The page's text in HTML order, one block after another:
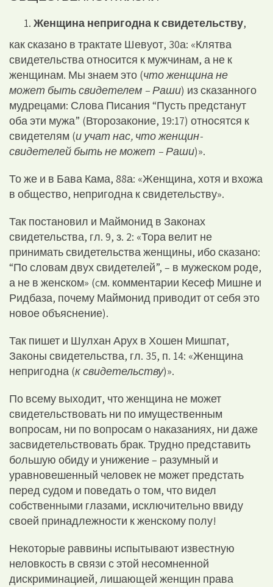
Женщина непригодна к свидетельству,
как сказано в трактате Шевуот, 30а: «Клятва
свидетельства относится к мужчинам, а не к
женщинам. Мы знаем это (что женщина не
может быть свидетелем – Раши) из сказанного
мудрецами: Слова Писания “Пусть предстанут
оба эти мужа” (Второзаконие, 19:17) относятся к
свидетелям (и учат нас, что женщин-
свидетелей быть не может – Раши)».
То же и в Бава Кама, 88а: «Женщина, хотя и вхожа
в общество, непригодна к свидетельству».
Так постановил и Маймонид в Законах
свидетельства, гл. 9, з. 2: «Тора велит не
принимать свидетельства женщины, ибо сказано:
“По словам двух свидетелей”, – в мужеском роде,
а не в женском» (cм. комментарии Кесеф Мишне и
Ридбаза, почему Маймонид приводит от себя это
новое объяснение).
Так пишет и Шулхан Арух в Хошен Мишпат,
Законы свидетельства, гл. 35, п. 14: «Женщина
непригодна (к свидетельству)».
По всему выходит, что женщина не может
свидетельствовать ни по имущественным
вопросам, ни по вопросам о наказаниях, ни даже
засвидетельствовать брак. Трудно представить
большую обиду и унижение – разумный и
уравновешенный человек не может предстать
перед судом и поведать о том, что видел
собственными глазами, исключительно ввиду
своей принадлежности к женскому полу!
Некоторые раввины испытывают известную
неловкость в связи с этой несомненной
дискриминацией, лишающей женщин права